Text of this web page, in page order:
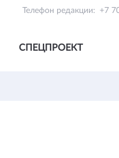
Телефон редакции: +7
СПЕЦПРОЕКТ